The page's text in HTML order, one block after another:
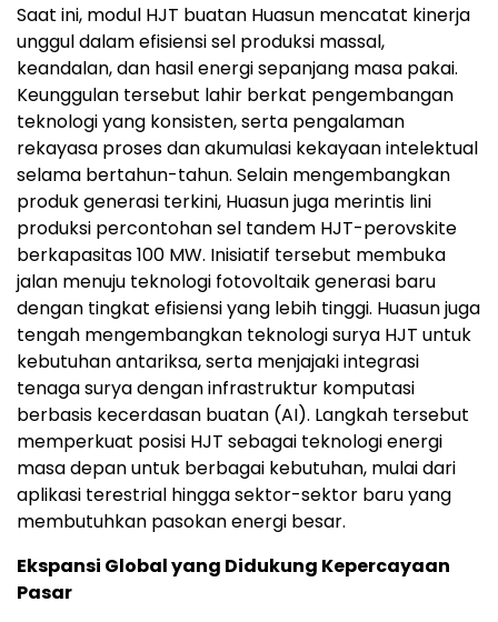
Saat ini, modul HJT buatan Huasun mencatat kinerja
unggul dalam efisiensi sel produksi massal,
keandalan, dan hasil energi sepanjang masa pakai.
Keunggulan tersebut lahir berkat pengembangan
teknologi yang konsisten, serta pengalaman
rekayasa proses dan akumulasi kekayaan intelektual
selama bertahun-tahun. Selain mengembangkan
produk generasi terkini, Huasun juga merintis lini
produksi percontohan sel tandem HJT-perovskite
berkapasitas 100 MW. Inisiatif tersebut membuka
jalan menuju teknologi fotovoltaik generasi baru
dengan tingkat efisiensi yang lebih tinggi. Huasun juga
tengah mengembangkan teknologi surya HJT untuk
kebutuhan antariksa, serta menjajaki integrasi
tenaga surya dengan infrastruktur komputasi
berbasis kecerdasan buatan (AI). Langkah tersebut
memperkuat posisi HJT sebagai teknologi energi
masa depan untuk berbagai kebutuhan, mulai dari
aplikasi terestrial hingga sektor-sektor baru yang
membutuhkan pasokan energi besar.
Ekspansi Global yang Didukung Kepercayaan
Pasar